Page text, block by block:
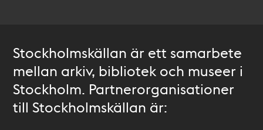
Stockholmskällan är ett samarbete
mellan arkiv, bibliotek och museer i
Stockholm. Partnerorganisationer
till Stockholmskällan är: